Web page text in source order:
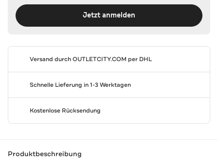
Jetzt anmelden
Versand durchOUTLETCITY.COM per DHL
Schnelle Lieferung in 1-3 Werktagen
Kostenlose Rücksendung
Produktbeschreibung